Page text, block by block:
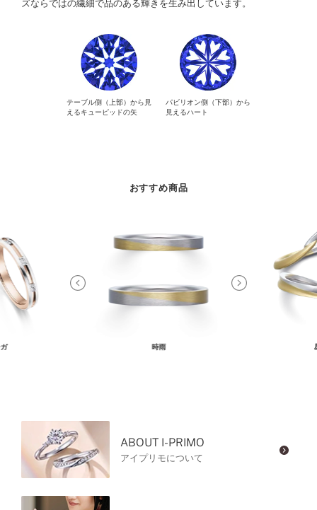
ズならではの繊細で品のある輝きを生み出しています。
テーブル側（上部）から見
えるキューピッドの矢
パビリオン側（下部）から
見えるハート
おすすめ商品
時雨
ABOUT I-PRIMO
アイプリモについて